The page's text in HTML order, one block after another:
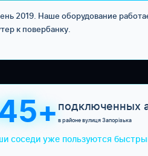
2019. Наше оборудование
к повербанку.
подключенных
в районе вулиця Запорізька
соседи уже пользуются